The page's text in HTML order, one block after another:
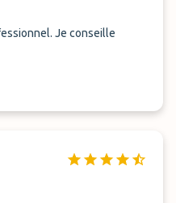
Je conseille